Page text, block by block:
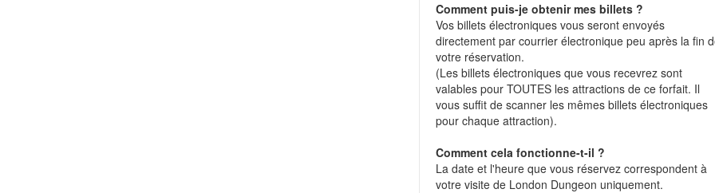
Comment puis-je obtenir mes billets ?
Vos billets électroniques vous seront envoyés
directement par courrier électronique peu après la fin
votre réservation.
(Les billets électroniques que vous recevrez sont
valables pour TOUTES les attractions de ce forfait. Il
vous suffit de scanner les mêmes billets électroniques
pour chaque attraction).
Comment cela fonctionne-t-il ?
La date et l'heure que vous réservez correspondent à
votre visite de London Dungeon uniquement.